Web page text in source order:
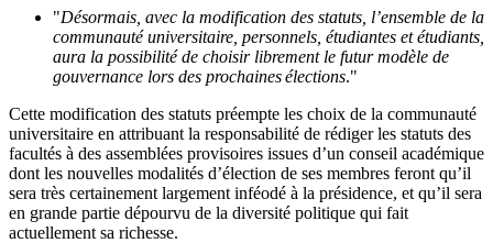
"Désormais, avec la modification des statuts, l’ensemble de la
communauté universitaire, personnels, étudiantes et étudiants,
aura la possibilité de choisir librement le futur modèle de
gouvernance lors des prochaines élections."
Cette modification des statuts préempte les choix de la communauté
universitaire en attribuant la responsabilité de rédiger les statuts des
facultés à des assemblées provisoires issues d’un conseil académique
dont les nouvelles modalités d’élection de ses membres feront qu’il
sera très certainement largement inféodé à la présidence, et qu’il sera
en grande partie dépourvu de la diversité politique qui fait
actuellement sa richesse.